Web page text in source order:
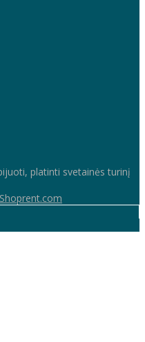
platinti svetainės turinį